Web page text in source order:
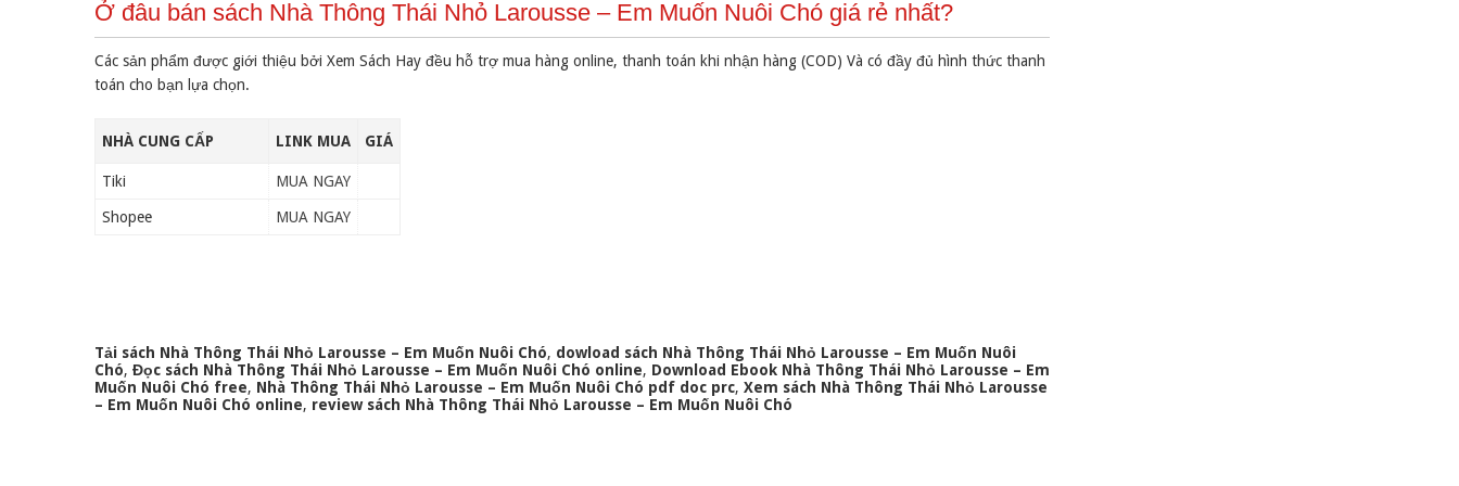
Ở đâu bán sách Nhà Thông Thái Nhỏ Larousse – Em Muốn Nuôi Chó giá rẻ nhất?
Các sản phẩm được giới thiệu bởi Xem Sách Hay đều hỗ trợ mua hàng online, thanh toán khi nhận hàng (COD) Và có đầy đủ hình thức thanh
toán cho bạn lựa chọn.
NHÀ CUNG CẤP LINK MUA GIÁ
Tiki MUA NGAY
Shopee MUA NGAY
Tải sách Nhà Thông Thái Nhỏ Larousse – Em Muốn Nuôi Chó, dowload sách Nhà Thông Thái Nhỏ Larousse – Em Muốn Nuôi
Chó, Đọc sách Nhà Thông Thái Nhỏ Larousse – Em Muốn Nuôi Chó online, Download Ebook Nhà Thông Thái Nhỏ Larousse – Em
Muốn Nuôi Chó free, Nhà Thông Thái Nhỏ Larousse – Em Muốn Nuôi Chó pdf doc prc, Xem sách Nhà Thông Thái Nhỏ Larousse
– Em Muốn Nuôi Chó online, review sách Nhà Thông Thái Nhỏ Larousse – Em Muốn Nuôi Chó